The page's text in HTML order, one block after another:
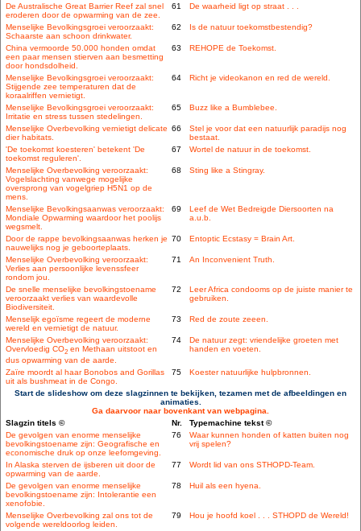
De Australische Great Barrier Reef zal snel
eroderen door de opwarming van de zee.
61 De waarheid ligt op straat . . .
Menselijke Bevolkingsgroei veroorzaakt:
Schaarste aan schoon drinkwater.
62 Is de natuur toekomstbestendig?
China vermoorde 50.000 honden omdat
een paar mensen stierven aan besmetting
door hondsdolheid.
63 REHOPE de Toekomst.
Menselijke Bevolkingsgroei veroorzaakt:
Stijgende zee temperaturen dat de
koraalriffen vernietigt.
64 Richt je videokanon en red de wereld.
Menselijke Bevolkingsgroei veroorzaakt:
Irritatie en stress tussen stedelingen.
65 Buzz like a Bumblebee.
Menselijke Overbevolking vernietigt delicate
dier habitats.
66
Stel je voor dat een natuurlijk paradijs nog
bestaat.
'De toekomst koesteren' betekent 'De
toekomst reguleren'.
67 Wortel de natuur in de toekomst.
Menselijke Overbevolking veroorzaakt:
Vogelslachting vanwege mogelijke
oversprong van vogelgriep H5N1 op de
mens.
68 Sting like a Stingray.
Menselijke Bevolkingsaanwas veroorzaakt:
Mondiale Opwarming waardoor het poolijs
wegsmelt.
69
Leef de Wet Bedreigde Diersoorten na
a.u.b.
Door de rappe bevolkingsaanwas herken je
nauwelijks nog je geboorteplaats.
70 Entoptic Ecstasy = Brain Art.
Menselijke Overbevolking veroorzaakt:
Verlies aan persoonlijke levenssfeer
rondom jou.
71 An Inconvenient Truth.
De snelle menselijke bevolkingstoename
veroorzaakt verlies van waardevolle
Biodiversiteit.
72
Leer Africa condooms op de juiste manier te
gebruiken.
Menselijk egoïsme regeert de moderne
wereld en vernietigt de natuur.
73 Red de zoute zeeen.
Menselijke Overbevolking veroorzaakt:
Overvloedig CO2 en Methaan uitstoot en
dus opwarming van de aarde.
74
De natuur zegt: vriendelijke groeten met
handen en voeten.
Zaïre moordt al haar Bonobos and Gorillas
uit als bushmeat in de Congo.
75 Koester natuurlijke hulpbronnen.
Start de slideshow om deze slagzinnen te bekijken, tezamen met de afbeeldingen en
animaties.
Ga daarvoor naar bovenkant van webpagina.
Slagzin titels ©
Nr.
Typemachine tekst ©
De gevolgen van enorme menselijke
bevolkingstoename zijn: Geografische en
economische druk op onze leefomgeving.
76
Waar kunnen honden of katten buiten nog
vrij spelen?
In Alaska sterven de ijsberen uit door de
opwarming van de aarde.
77 Wordt lid van ons STHOPD-Team.
De gevolgen van enorme menselijke
bevolkingstoename zijn: Intolerantie een
xenofobie.
78 Huil als een hyena.
Menselijke Overbevolking zal ons tot de
volgende wereldoorlog leiden.
79 Hou je hoofd koel . . . STHOPD de Wereld!